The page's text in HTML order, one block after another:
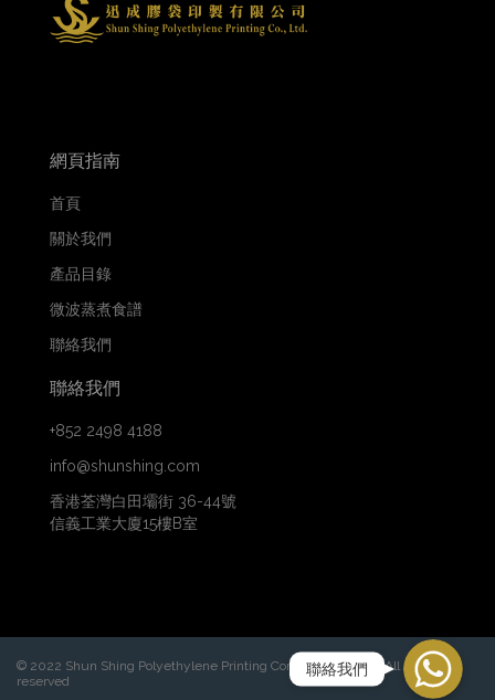
網頁指南
首頁
關於我們
產品目錄
微波蒸煮食譜
聯絡我們
聯絡我們
+852 2498 4188
info@shunshing.com
香港荃灣白田壩街 36-44號
信義工業大廈15樓B室
© 2022 Shun Shing Polyethylene Printing Company Limited. All rights
reserved
WhatsApp
聯絡我們